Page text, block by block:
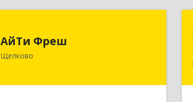
АйТи Фреш
Щелково
141100, Московская обл, Щелково г,
Городской округ Щелково, Ленина